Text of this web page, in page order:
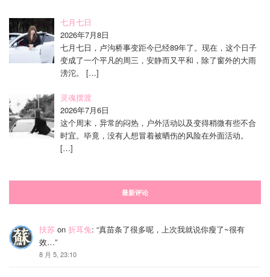
七月七日
2026年7月8日
七月七日，卢沟桥事变距今已经89年了。现在，这个日子
变成了一个平凡的周三，安静而又平和，除了窗外的大雨
滂沱。
[…]
灵魂摆渡
2026年7月6日
这个周末，异常的闷热，户外活动以及变得稍微有些不合
时宜。毕竟，没有人想冒着被晒伤的风险在外面活动。
[…]
最新评论
扶苏 on 折耳兔: “真苗条了很多呢，上次我就说你瘦了~很有
效…”
8 月 5, 23:10